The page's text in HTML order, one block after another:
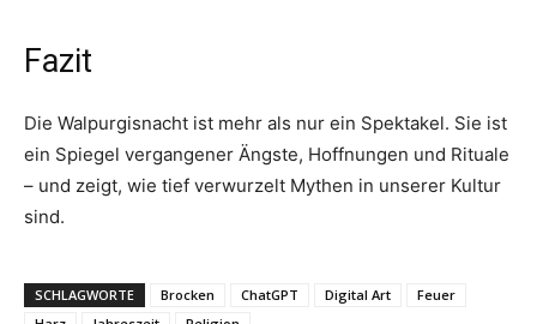
Fazit
Die Walpurgisnacht ist mehr als nur ein Spektakel. Sie ist
ein Spiegel vergangener Ängste, Hoffnungen und Rituale
– und zeigt, wie tief verwurzelt Mythen in unserer Kultur
sind.
SCHLAGWORTE Brocken ChatGPT Digital Art
Feuer